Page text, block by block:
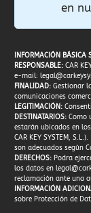
en
INFORMACIÓN BÁSICA
RESPONSABLE: CAR
e-mail:
FINALIDAD: Gestionar
comunicaciones
LEGITIMACIÓN:
DESTINATARIOS: Como
estarán ubicados en
CAR KEY SYSTEM,
son adecuados según
DERECHOS: Podra
los datos en
reclamación ante una
INFORMACIÓN
sobre Protección de